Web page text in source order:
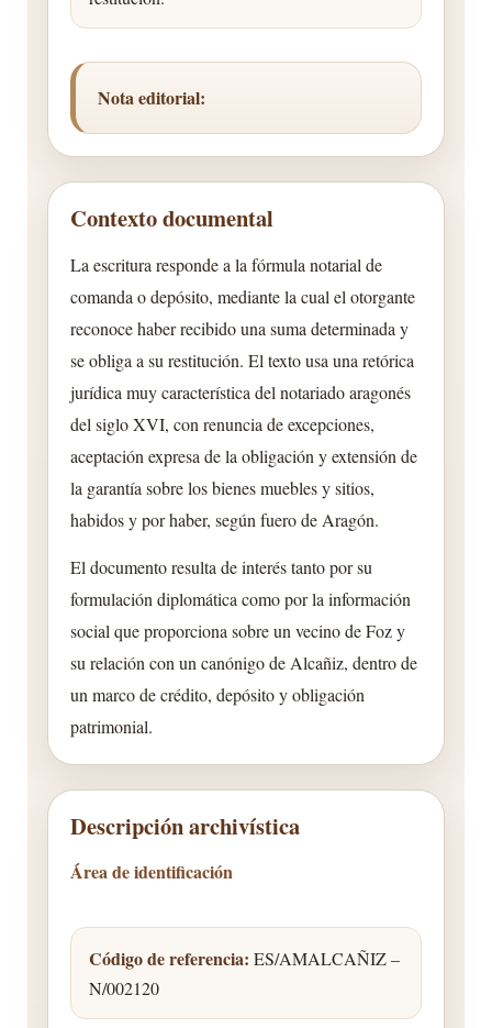
Nota editorial:
Contexto documental
La escritura responde a la fórmula notarial de
comanda o depósito, mediante la cual el otorgante
reconoce haber recibido una suma determinada y
se obliga a su restitución. El texto usa una retórica
jurídica muy característica del notariado aragonés
del siglo XVI, con renuncia de excepciones,
aceptación expresa de la obligación y extensión de
la garantía sobre los bienes muebles y sitios,
habidos y por haber, según fuero de Aragón.
El documento resulta de interés tanto por su
formulación diplomática como por la información
social que proporciona sobre un vecino de Foz y
su relación con un canónigo de Alcañiz, dentro de
un marco de crédito, depósito y obligación
patrimonial.
Descripción archivística
Área de identificación
Código de referencia: ES/AMALCAÑIZ –
N/002120